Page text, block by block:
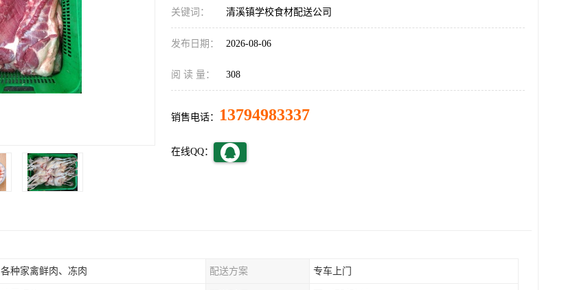
关键词： 清溪镇学校食材配送公司
发布日期： 2026-08-06
阅 读 量： 308
销售电话： 13794983337
在线QQ：
各种家禽鲜肉、冻肉 配送方案 专车上门